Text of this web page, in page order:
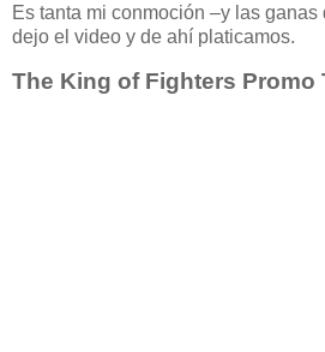
Es tanta mi conmoción –y las
dejo el video y de ahí platicamos.
The King of Fighters Promo